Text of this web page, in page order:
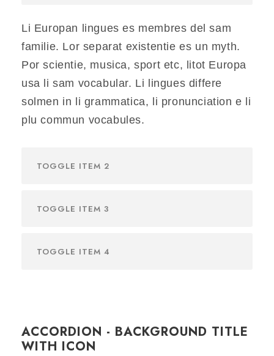
Li Europan lingues es membres del sam
familie. Lor separat existentie es un myth.
Por scientie, musica, sport etc, litot Europa
usa li sam vocabular. Li lingues differe
solmen in li grammatica, li pronunciation e li
plu commun vocabules.
TOGGLE ITEM 2
TOGGLE ITEM 3
TOGGLE ITEM 4
ACCORDION - BACKGROUND TITLE
WITH ICON